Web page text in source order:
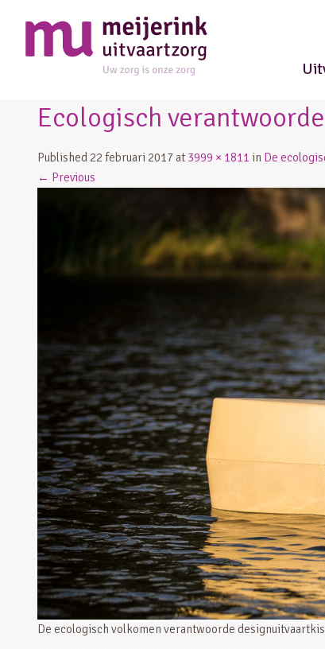
Ecologisch
Published 22 februari 2017 at 3999 × 1811 in De
← Previous
De ecologisch volkomen verantwoorde